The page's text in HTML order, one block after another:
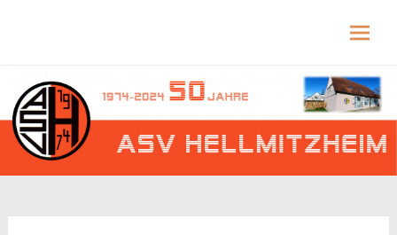
Hellmitzheim.de – fränkisches Dorf am Rande
to
content